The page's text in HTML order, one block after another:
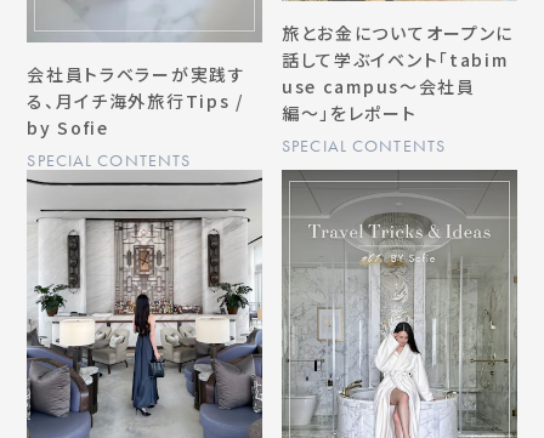
会社員トラベラーが実践す
る、月イチ海外旅行Tips /
by Sofie
SPECIAL CONTENTS
旅とお金についてオープンに
話して学ぶイベント「tabim
use campus〜会社員
編〜」をレポート
SPECIAL CONTENTS